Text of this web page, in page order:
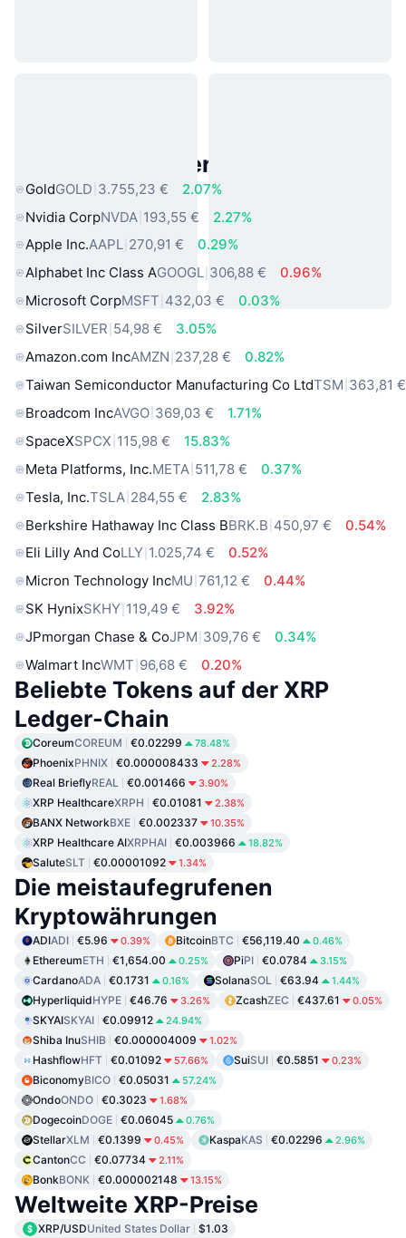
Beliebte reale Vermögenswerte
GoldGOLD 3.755,23 €
2.07%
Nvidia CorpNVDA 193,55 €
2.27%
Apple Inc.AAPL 270,91 €
0.29%
Alphabet Inc Class AGOOGL 306,88 €
0.96%
Microsoft CorpMSFT 432,03 €
0.03%
SilverSILVER 54,98 €
3.05%
Amazon.com IncAMZN 237,28 €
0.82%
Taiwan Semiconductor Manufacturing Co LtdTSM 363,81 €
Broadcom IncAVGO 369,03 €
1.71%
SpaceXSPCX 115,98 €
15.83%
Meta Platforms, Inc.META 511,78 €
0.37%
Tesla, Inc.TSLA 284,55 €
2.83%
Berkshire Hathaway Inc Class BBRK.B 450,97 €
0.54%
Eli Lilly And CoLLY 1.025,74 €
0.52%
Micron Technology IncMU 761,12 €
0.44%
SK HynixSKHY 119,49 €
3.92%
JPmorgan Chase & CoJPM 309,76 €
0.34%
Walmart IncWMT 96,68 € 0.20%
Beliebte Tokens auf der XRP
Ledger-Chain
CoreumCOREUM €0.02299 78.48%
PhoenixPHNIX €0.000008433 2.28%
Real BrieflyREAL €0.001466 3.90%
XRP HealthcareXRPH €0.01081 2.38%
BANX NetworkBXE €0.002337 10.35%
XRP Healthcare AIXRPHAI €0.003966 18.82%
SaluteSLT €0.00001092 1.34%
Die meistaufegrufenen
Kryptowährungen
ADIADI €5.96 0.39% BitcoinBTC €56,119.40 0.46%
EthereumETH €1,654.00 0.25% PiPI €0.0784 3.15%
CardanoADA €0.1731 0.16% SolanaSOL €63.94 1.44%
HyperliquidHYPE €46.76 3.26% ZcashZEC €437.61 0.05%
SKYAISKYAI €0.09912 24.94%
Shiba InuSHIB €0.000004009 1.02%
HashflowHFT €0.01092 57.66% SuiSUI €0.5851 0.23%
BiconomyBICO €0.05031 57.24%
OndoONDO €0.3023 1.68%
DogecoinDOGE €0.06045 0.76%
StellarXLM €0.1399 0.45% KaspaKAS €0.02296 2.96%
CantonCC €0.07734 2.11%
BonkBONK €0.000002148 13.15%
Weltweite XRP-Preise
XRP/USDUnited States Dollar $1.03